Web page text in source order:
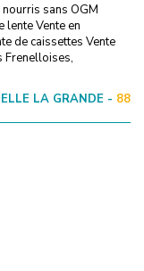
sans OGM
lente Vente en
de caissettes Vente
Frenelloises,
LA GRANDE - 88